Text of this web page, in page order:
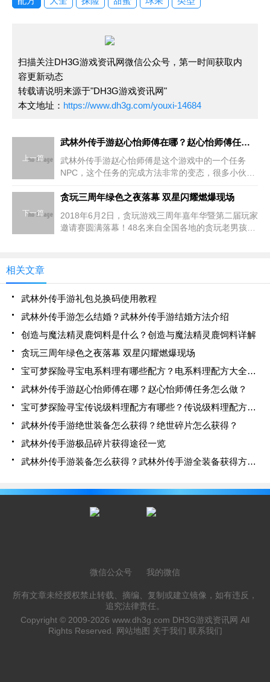
扫描关注DH3G游戏资讯网微信公众号，第一时间获取内
容更新动态
转载请说明来源于"DH3G游戏资讯网"
本文地址： https://www.dh3g.com/youxi-14684
上一篇
武林外传手游赵心怡师傅在哪？赵心怡师傅任务怎么做？
武林外传手游赵心怡师傅是这个游戏中的一个任务
NPC，这个任务的完成方法非常的变态，很多小伙伴
务的完成方法及武林外传手游赵心怡师傅的具体位
下一篇
贪玩三周年绿色之夜落幕 双星闪耀燃爆现场
2018年6月2日，贪玩游戏三周年嘉年华暨第二届玩家
邀请赛圆满落幕！48名来自全国各地的贪玩老男孩齐
相关文章
武林外传手游礼包兑换码使用教程
武林外传手游怎么结婚？武林外传手游结婚方法介绍
创造与魔法精灵鹿饲料是什么？创造与魔法精灵鹿饲料详解
贪玩三周年绿色之夜落幕 双星闪耀燃爆现场
宝可梦探险寻宝电系料理有哪些配方？电系料理配方大全详解
武林外传手游赵心怡师傅在哪？赵心怡师傅任务怎么做？
宝可梦探险寻宝传说级料理配方有哪些？传说级料理配方大全汇总
武林外传手游绝世装备怎么获得？绝世碎片怎么获得？
武林外传手游极品碎片获得途径一览
武林外传手游装备怎么获得？武林外传手游全装备获得方法解析
微信公众号 我的微信
所有文章未经授权禁止转载、摘编、复制或建立镜像，如有违反，
追究法律责任。
Copyright © 2009-2026 www.dh3g.com DH3G游戏资讯网 All
Rights Reserved.
网站地图 关于我们 联系我们